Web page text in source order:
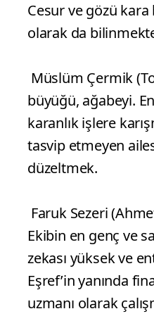
Cesur ve gözü kara
olarak da
Müslüm Çermik
büyüğü, ağabeyi.
karanlık işlere
tasvip etmeyen
düzeltmek.
Faruk Sezeri
Ekibin en genç ve
zekası yüksek ve
Eşref’in yanında
uzmanı olarak